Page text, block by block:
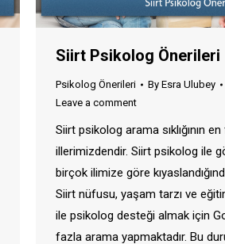
Siirt Psikolog Önerileri
Psikolog Önerileri By Esra Ulubey
Leave a comment
Siirt psikolog arama sıklığının
illerimizdendir. Siirt psikolog ile
birçok ilimize göre
Siirt nüfusu, yaşam tarzı ve
ile psikolog desteği almak için
fazla arama yapmaktadır. Bu